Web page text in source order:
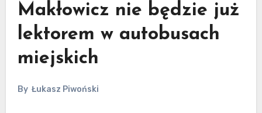
Makłowicz nie będzie już
lektorem w autobusach
miejskich
By Łukasz Piwoński